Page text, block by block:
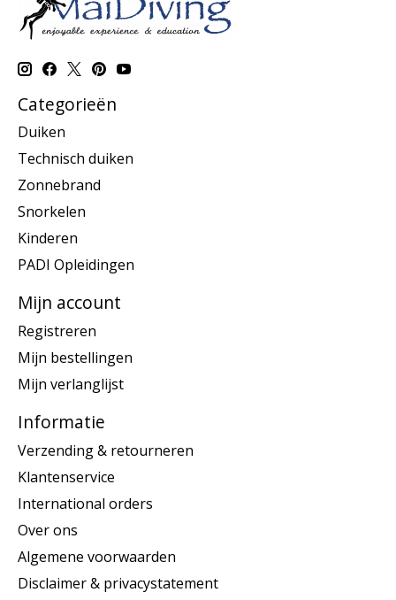
Categorieën
Duiken
Technisch duiken
Zonnebrand
Snorkelen
Kinderen
PADI Opleidingen
Mijn account
Registreren
Mijn bestellingen
Mijn verlanglijst
Informatie
Verzending & retourneren
Klantenservice
International orders
Over ons
Algemene voorwaarden
Disclaimer & privacystatement